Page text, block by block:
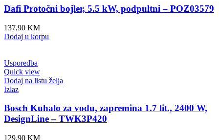
Dafi Protočni bojler, 5.5 kW, podpultni – POZ03579
137,90 KM
Dodaj u korpu
Usporedba
Quick view
Dodaj na listu želja
Izlaz
Bosch Kuhalo za vodu, zapremina 1.7 lit., 2400 W,
DesignLine – TWK3P420
129,90 KM